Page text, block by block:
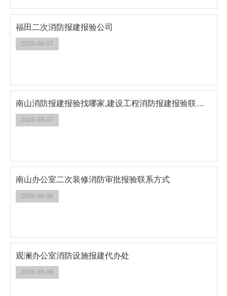
福田二次消防报建报验公司
2026-08-07
南山消防报建报验找哪家,建设工程消防报建报验联系方式
2026-08-07
南山办公室二次装修消防审批报验联系方式
2026-08-06
观澜办公室消防设施报建代办处
2026-08-06